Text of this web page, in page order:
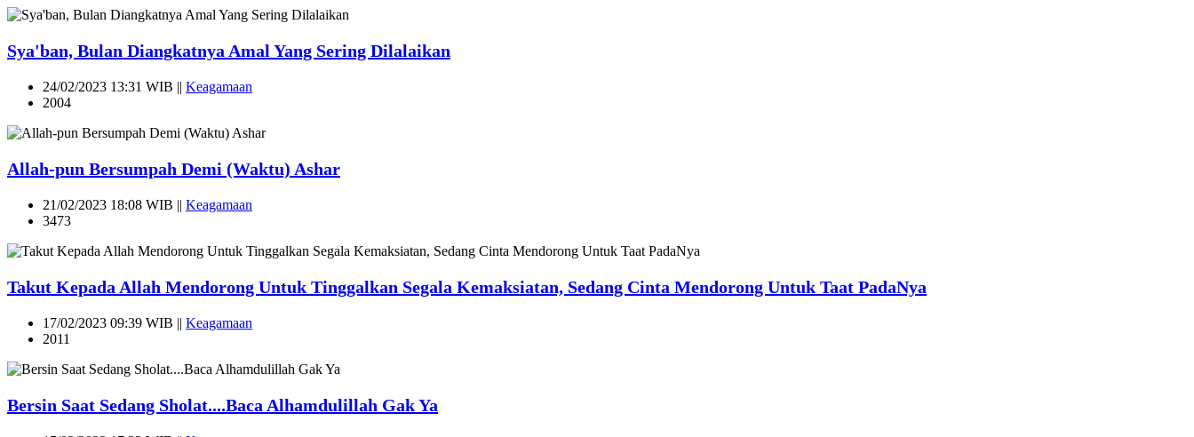
Sya'ban, Bulan Diangkatnya Amal Yang Sering Dilalaikan
24/02/2023 13:31 WIB || Keagamaan
2004
Allah-pun Bersumpah Demi (Waktu) Ashar
21/02/2023 18:08 WIB || Keagamaan
3473
Takut Kepada Allah Mendorong Untuk Tinggalkan Segala Kemaksiatan, Sedang Cinta Mendorong Untuk Taat PadaNya
17/02/2023 09:39 WIB || Keagamaan
2011
Bersin Saat Sedang Sholat....Baca Alhamdulillah Gak Ya